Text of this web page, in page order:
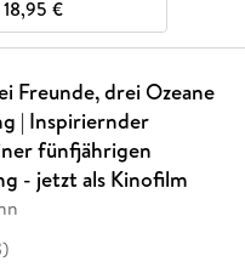
18,95 €
Freunde, drei Ozeane
| Inspiriernder
fünfjährigen
- jetzt als Kinofilm
)